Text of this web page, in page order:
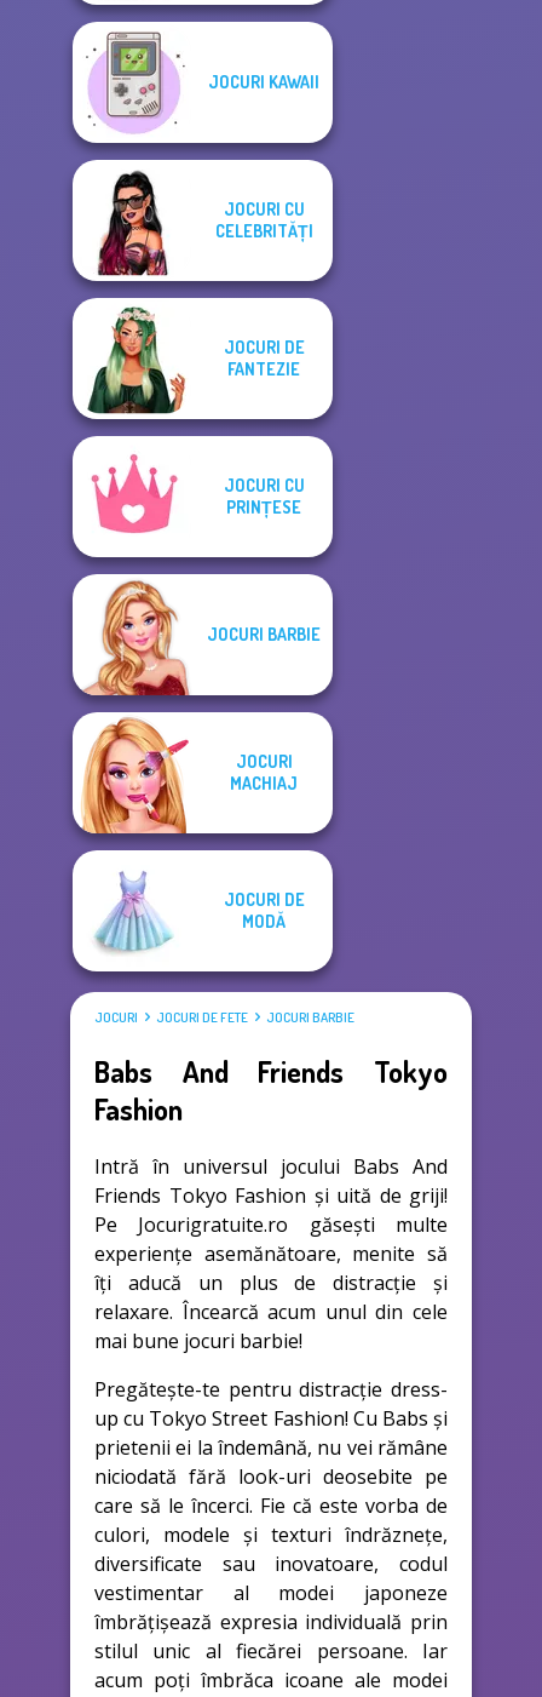
JOCURI KAWAII
JOCURI CU
CELEBRITĂȚI
JOCURI DE
FANTEZIE
JOCURI CU
PRINȚESE
JOCURI BARBIE
JOCURI
MACHIAJ
JOCURI DE
MODĂ
JOCURI JOCURI DE FETE JOCURI BARBIE
Babs And Friends Tokyo
Fashion
Intră în universul jocului Babs And
Friends Tokyo Fashion și uită de griji!
Pe Jocurigratuite.ro găsești multe
experiențe asemănătoare, menite să
îți aducă un plus de distracție și
relaxare. Încearcă acum unul din cele
mai bune jocuri barbie!
Pregătește-te pentru distracție dress-
up cu Tokyo Street Fashion! Cu Babs și
prietenii ei la îndemână, nu vei rămâne
niciodată fără look-uri deosebite pe
care să le încerci. Fie că este vorba de
culori, modele și texturi îndrăznețe,
diversificate sau inovatoare, codul
vestimentar al modei japoneze
îmbrățișează expresia individuală prin
stilul unic al fiecărei persoane. Iar
acum poți îmbrăca icoane ale modei